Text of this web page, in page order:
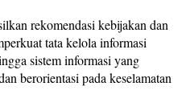
rekomendasi kebijakan dan
tata kelola informasi
sistem informasi yang
berorientasi pada keselamatan